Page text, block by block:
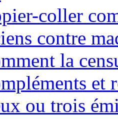
coller
contre
la
et
ou trois